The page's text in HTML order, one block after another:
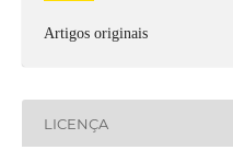
Artigos originais
LICENÇA